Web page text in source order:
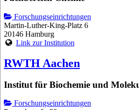
Forschungseinrichtungen
Martin-Luther-King-Platz 6
20146 Hamburg
Link zur Institution
RWTH Aachen
Institut für Biochemie und
Forschungseinrichtungen